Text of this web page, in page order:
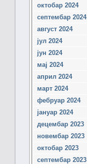
октобар 2024
септембар 2024
август 2024
јул 2024
јун 2024
мај 2024
април 2024
март 2024
фебруар 2024
јануар 2024
децембар 2023
новембар 2023
октобар 2023
септембар 2023